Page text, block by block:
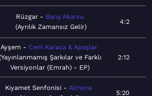
Rüzgar
Barış Akarsu
Ayrılık Zamansız Gelir
4:2
Ayşem
Cem Karaca & Apaşlar
Yayınlanmamış Şarkılar ve Farklı
Versiyonlar (Emrah) - EP
2:12
Kıyamet Senfonisi
Almora
5:20